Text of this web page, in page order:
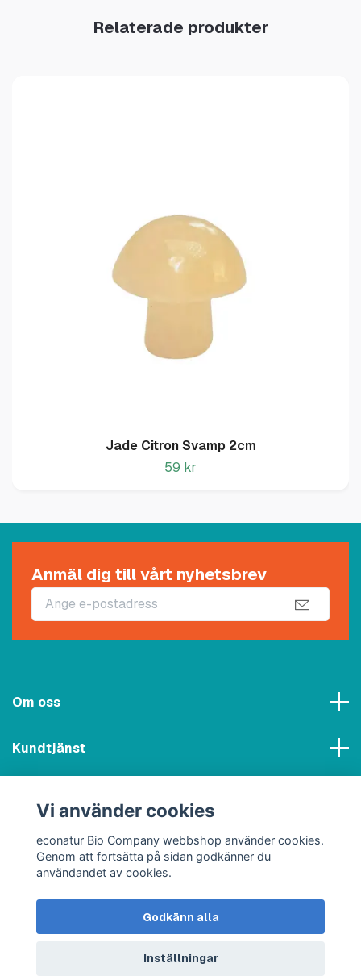
Jade Citron Svamp 2cm
59 kr
Anmäl dig till vårt nyhetsbrev
Om oss
Kundtjänst
Sociala medier
© 2026 econatur Bio Company webbshop
Vi använder cookies
econatur Bio Company webbshop använder cookies.
Genom att fortsätta på sidan godkänner du
användandet av cookies.
Godkänn alla
Inställningar